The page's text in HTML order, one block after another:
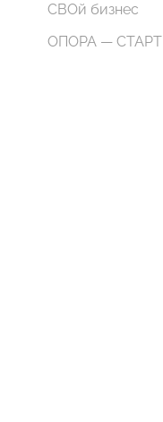
СВОй бизнес
ОПОРА — СТАРТ